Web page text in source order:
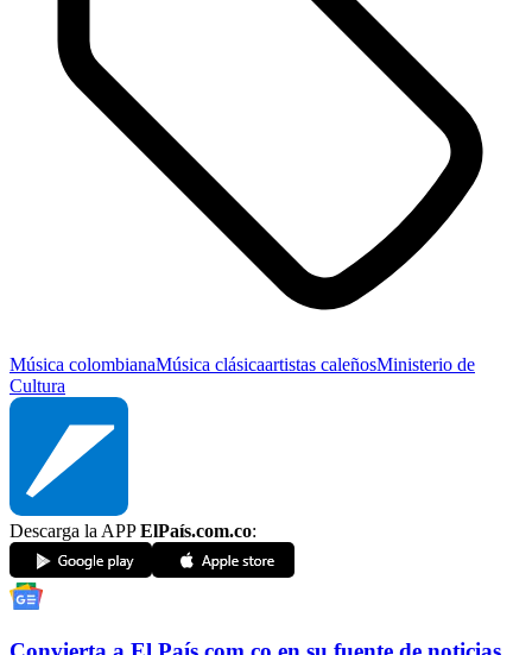
Música colombianaMúsica clásicaartistas caleñosMinisterio de
Cultura
Descarga la APPElPaís.com.co: